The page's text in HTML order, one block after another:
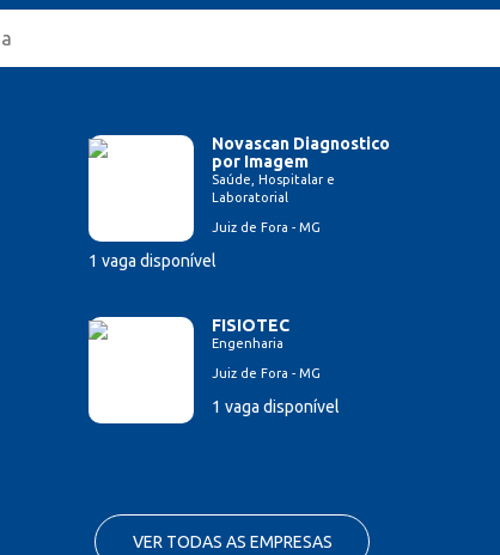
Novascan Diagnostico
por Imagem
Saúde, Hospitalar e
Laboratorial
Juiz de Fora - MG
1 vaga disponível
FISIOTEC
Engenharia
Juiz de Fora - MG
1 vaga disponível
VER TODAS AS EMPRESAS